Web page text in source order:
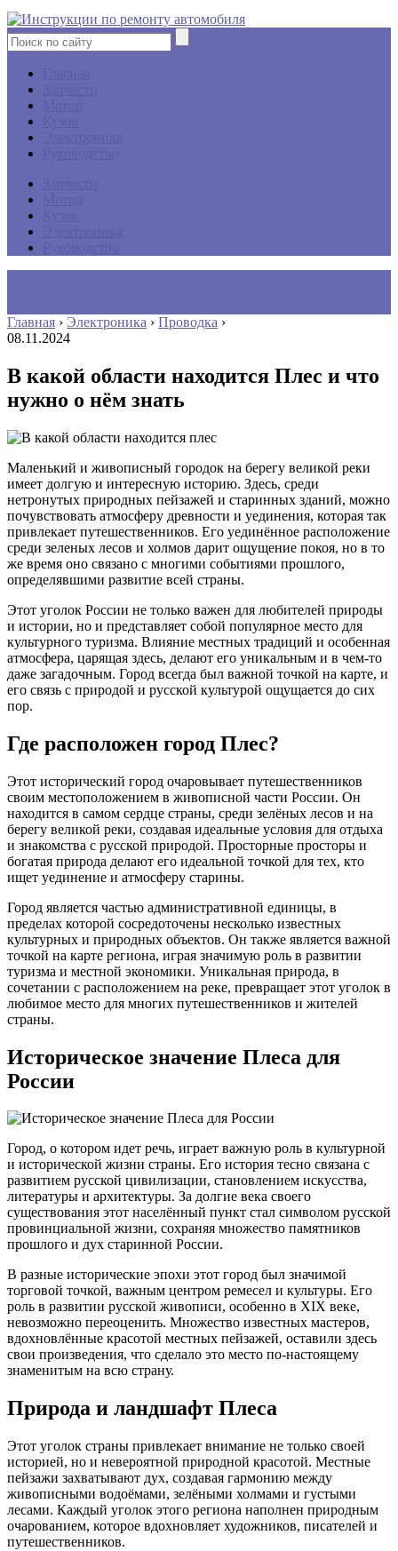
Главная › Электроника › Проводка ›
08.11.2024
В какой области находится Плес и что
нужно о нём знать
Маленький и живописный городок на берегу великой реки
имеет долгую и интересную историю. Здесь, среди
нетронутых природных пейзажей и старинных зданий, можно
почувствовать атмосферу древности и уединения, которая так
привлекает путешественников. Его уединённое расположение
среди зеленых лесов и холмов дарит ощущение покоя, но в то
же время оно связано с многими событиями прошлого,
определявшими развитие всей страны.
Этот уголок России не только важен для любителей природы
и истории, но и представляет собой популярное место для
культурного туризма. Влияние местных традиций и особенная
атмосфера, царящая здесь, делают его уникальным и в чем-то
даже загадочным. Город всегда был важной точкой на карте, и
его связь с природой и русской культурой ощущается до сих
пор.
Где расположен город Плес?
Этот исторический город очаровывает путешественников
своим местоположением в живописной части России. Он
находится в самом сердце страны, среди зелёных лесов и на
берегу великой реки, создавая идеальные условия для отдыха
и знакомства с русской природой. Просторные просторы и
богатая природа делают его идеальной точкой для тех, кто
ищет уединение и атмосферу старины.
Город является частью административной единицы, в
пределах которой сосредоточены несколько известных
культурных и природных объектов. Он также является важной
точкой на карте региона, играя значимую роль в развитии
туризма и местной экономики. Уникальная природа, в
сочетании с расположением на реке, превращает этот уголок в
любимое место для многих путешественников и жителей
страны.
Историческое значение Плеса для
России
Город, о котором идет речь, играет важную роль в культурной
и исторической жизни страны. Его история тесно связана с
развитием русской цивилизации, становлением искусства,
литературы и архитектуры. За долгие века своего
существования этот населённый пункт стал символом русской
провинциальной жизни, сохраняя множество памятников
прошлого и дух старинной России.
В разные исторические эпохи этот город был значимой
торговой точкой, важным центром ремесел и культуры. Его
роль в развитии русской живописи, особенно в XIX веке,
невозможно переоценить. Множество известных мастеров,
вдохновлённые красотой местных пейзажей, оставили здесь
свои произведения, что сделало это место по-настоящему
знаменитым на всю страну.
Природа и ландшафт Плеса
Этот уголок страны привлекает внимание не только своей
историей, но и невероятной природной красотой. Местные
пейзажи захватывают дух, создавая гармонию между
живописными водоёмами, зелёными холмами и густыми
лесами. Каждый уголок этого региона наполнен природным
очарованием, которое вдохновляет художников, писателей и
путешественников.